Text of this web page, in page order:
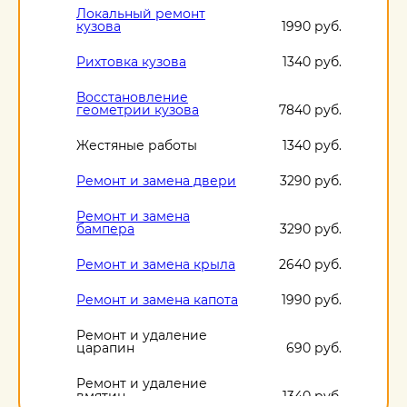
Локальный ремонт
кузова 1990 руб.
Рихтовка кузова 1340 руб.
Восстановление
геометрии кузова 7840 руб.
Жестяные работы 1340 руб.
Ремонт и замена двери 3290 руб.
Ремонт и замена
бампера 3290 руб.
Ремонт и замена крыла 2640 руб.
Ремонт и замена капота 1990 руб.
Ремонт и удаление
царапин 690 руб.
Ремонт и удаление
вмятин 1340 руб.